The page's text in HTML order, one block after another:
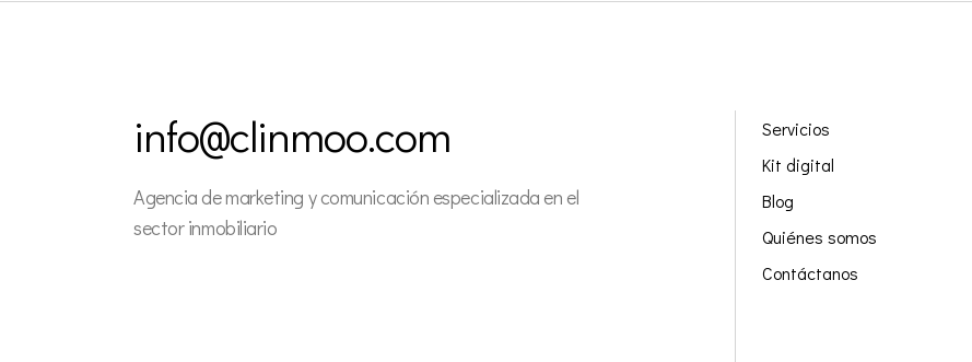
info@clinmoo.com
Agencia de marketing y comunicación especializada en el
sector inmobiliario
Servicios
Kit digital
Blog
Quiénes somos
Contáctanos